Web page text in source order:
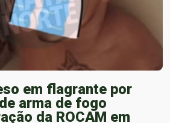
em flagrante por
arma de fogo
da ROCAM em